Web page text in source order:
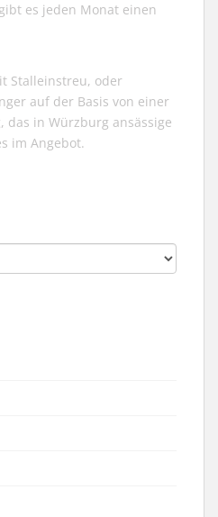
es jeden Monat einen
Stalleinstreu, oder
auf der Basis von einer
in Würzburg ansässige
im Angebot.